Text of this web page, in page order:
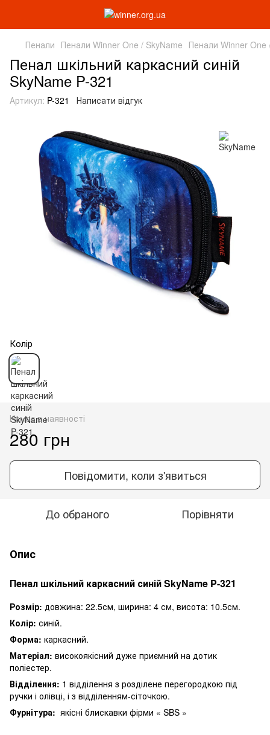
Пенали Пенали Winner One / SkyName Пенали Winner One
Пенал шкільний каркасний синій
SkyName P-321
Артикул: P-321 Написати відгук
Колір
Немає в наявності
280 грн
Повідомити, коли з'явиться
До обраного Порівняти
Опис
Пенал шкільний каркасний синій SkyName P-321
Розмір: довжина: 22.5см, ширина: 4 см, висота: 10.5см.
Колір: синій.
Форма: каркасний.
Матеріал: високоякісний дуже приємний на дотик
поліестер.
Відділення: 1 відділення з розділене перегородкою під
ручки і олівці, і з відділенням-сіточкою.
Фурнітура: якісні блискавки фірми « SBS »